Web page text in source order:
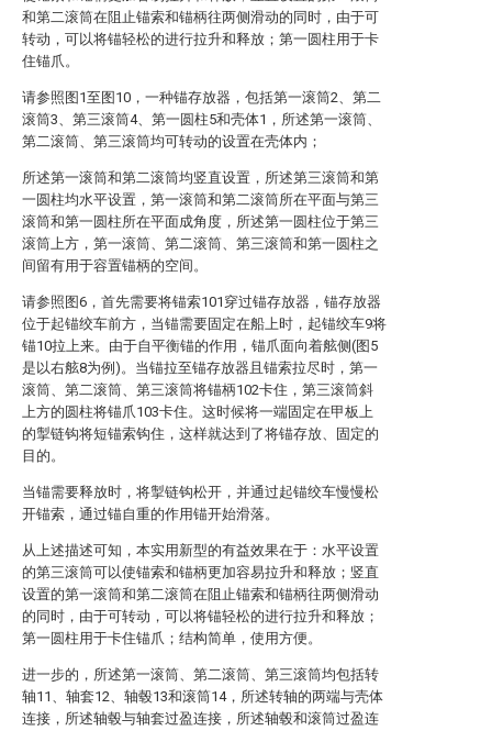
和第二滚筒在阻止锚索和锚柄往两侧滑动的同时，由于可
转动，可以将锚轻松的进行拉升和释放；第一圆柱用于卡
住锚爪。
请参照图1至图10，一种锚存放器，包括第一滚筒2、第二
滚筒3、第三滚筒4、第一圆柱5和壳体1，所述第一滚筒、
第二滚筒、第三滚筒均可转动的设置在壳体内；
所述第一滚筒和第二滚筒均竖直设置，所述第三滚筒和第
一圆柱均水平设置，第一滚筒和第二滚筒所在平面与第三
滚筒和第一圆柱所在平面成角度，所述第一圆柱位于第三
滚筒上方，第一滚筒、第二滚筒、第三滚筒和第一圆柱之
间留有用于容置锚柄的空间。
请参照图6，首先需要将锚索101穿过锚存放器，锚存放器
位于起锚绞车前方，当锚需要固定在船上时，起锚绞车9将
锚10拉上来。由于自平衡锚的作用，锚爪面向着舷侧(图5
是以右舷8为例)。当锚拉至锚存放器且锚索拉尽时，第一
滚筒、第二滚筒、第三滚筒将锚柄102卡住，第三滚筒斜
上方的圆柱将锚爪103卡住。这时候将一端固定在甲板上
的掣链钩将短锚索钩住，这样就达到了将锚存放、固定的
目的。
当锚需要释放时，将掣链钩松开，并通过起锚绞车慢慢松
开锚索，通过锚自重的作用锚开始滑落。
从上述描述可知，本实用新型的有益效果在于：水平设置
的第三滚筒可以使锚索和锚柄更加容易拉升和释放；竖直
设置的第一滚筒和第二滚筒在阻止锚索和锚柄往两侧滑动
的同时，由于可转动，可以将锚轻松的进行拉升和释放；
第一圆柱用于卡住锚爪；结构简单，使用方便。
进一步的，所述第一滚筒、第二滚筒、第三滚筒均包括转
轴11、轴套12、轴毂13和滚筒14，所述转轴的两端与壳体
连接，所述轴毂与轴套过盈连接，所述轴毂和滚筒过盈连